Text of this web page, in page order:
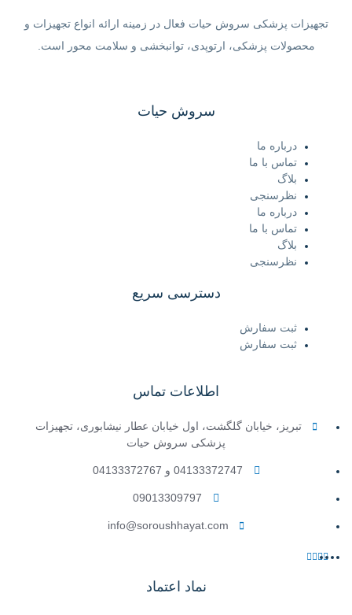
تجهیزات پزشکی سروش حیات فعال در زمینه ارائه انواع تجهیزات و
محصولات پزشکی، ارتوپدی، توانبخشی و سلامت محور است.
سروش حیات
درباره ما
تماس با ما
بلاگ
نظرسنجی
درباره ما
تماس با ما
بلاگ
نظرسنجی
دسترسی سریع
ثبت سفارش
ثبت سفارش
اطلاعات تماس
تبریز، خیابان گلگشت، اول خیابان عطار نیشابوری، تجهیزات
پزشکی سروش حیات
04133372747 و 04133372767
09013309797
info@soroushhayat.com
نماد اعتماد